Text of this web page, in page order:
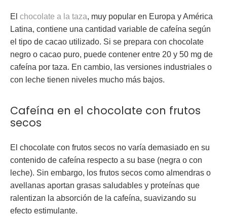
El chocolate a la taza, muy popular en Europa y América
Latina, contiene una cantidad variable de cafeína según
el tipo de cacao utilizado. Si se prepara con chocolate
negro o cacao puro, puede contener entre 20 y 50 mg de
cafeína por taza. En cambio, las versiones industriales o
con leche tienen niveles mucho más bajos.
Cafeína en el chocolate con frutos
secos
El chocolate con frutos secos no varía demasiado en su
contenido de cafeína respecto a su base (negra o con
leche). Sin embargo, los frutos secos como almendras o
avellanas aportan grasas saludables y proteínas que
ralentizan la absorción de la cafeína, suavizando su
efecto estimulante.